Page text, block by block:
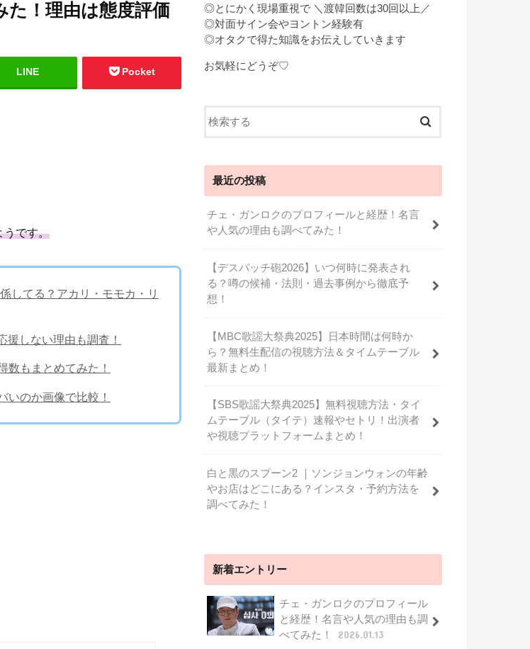
た！理由は態度評価
LINE Pocket
うです。
してる？アカリ・モモカ・リ
しない理由も調査！
数もまとめてみた！
いのか画像で比較！
◎とにかく現場重視で ＼渡韓回数は30回以上／
◎対面サイン会やヨントン経験有
◎オタクで得た知識をお伝えしていきます
お気軽にどうぞ♡
最近の投稿
チェ・ガンロクのプロフィールと経歴！名言
や人気の理由も調べてみた！
【デスパッチ砲2026】いつ何時に発表され
る？噂の候補・法則・過去事例から徹底予
想！
【MBC歌謡大祭典2025】日本時間は何時か
ら？無料生配信の視聴方法＆タイムテーブル
最新まとめ！
【SBS歌謡大祭典2025】無料視聴方法・タイ
ムテーブル（タイテ）速報やセトリ！出演者
や視聴プラットフォームまとめ！
白と黒のスプーン2 ｜ソンジョンウォンの年齢
やお店はどこにある？インスタ・予約方法を
調べてみた！
新着エントリー
チェ・ガンロクのプロフィール
と経歴！名言や人気の理由も調
べてみた！
2026.01.13